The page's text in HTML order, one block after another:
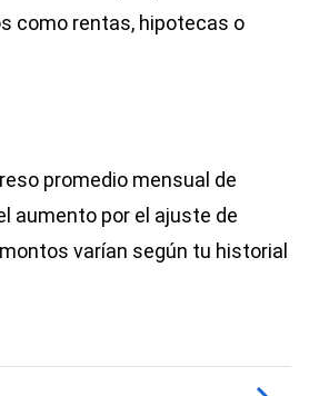
como rentas, hipotecas o
promedio mensual de
aumento por el ajuste de
varían según tu historial